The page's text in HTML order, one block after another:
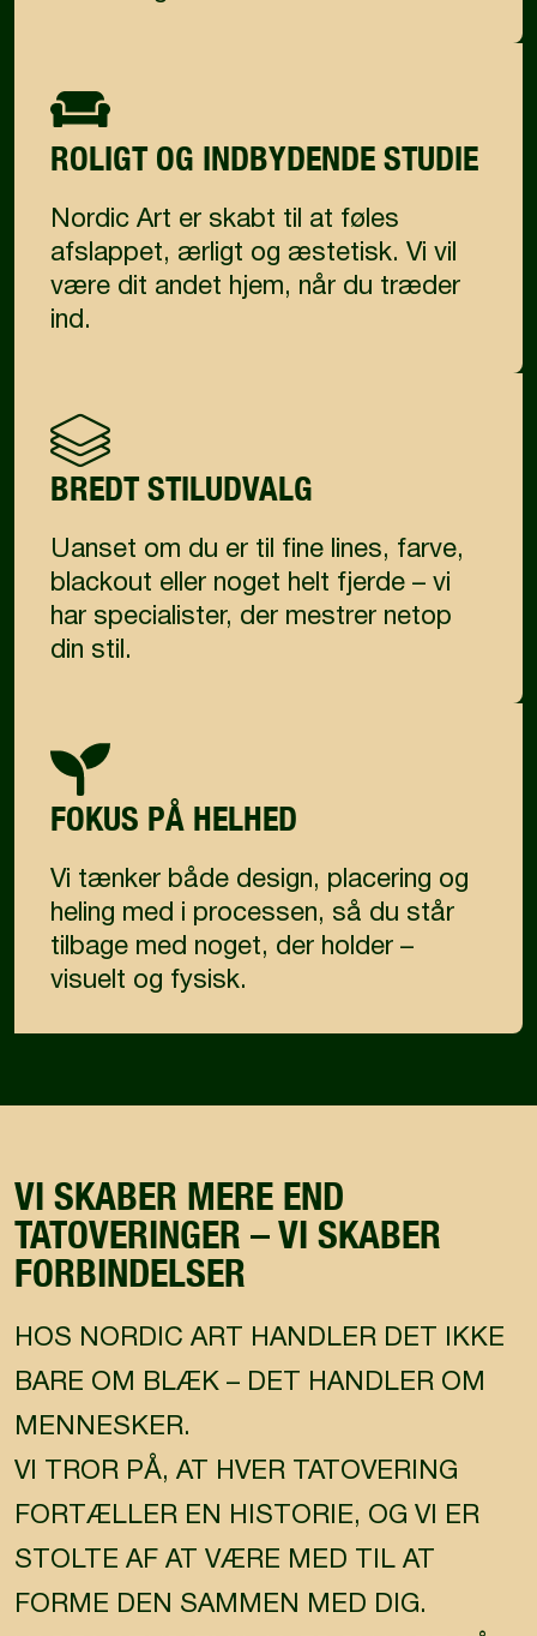
ROLIGT OG INDBYDENDE STUDIE
Nordic Art er skabt til at føles
afslappet, ærligt og æstetisk. Vi vil
være dit andet hjem, når du træder
ind.
BREDT STILUDVALG
Uanset om du er til fine lines, farve,
blackout eller noget helt fjerde – vi
har specialister, der mestrer netop
din stil.
FOKUS PÅ HELHED
Vi tænker både design, placering og
heling med i processen, så du står
tilbage med noget, der holder –
visuelt og fysisk.
VI SKABER MERE END
TATOVERINGER – VI SKABER
FORBINDELSER
HOS NORDIC ART HANDLER DET IKKE
BARE OM BLÆK – DET HANDLER OM
MENNESKER.
VI TROR PÅ, AT HVER TATOVERING
FORTÆLLER EN HISTORIE, OG VI ER
STOLTE AF AT VÆRE MED TIL AT
FORME DEN SAMMEN MED DIG.